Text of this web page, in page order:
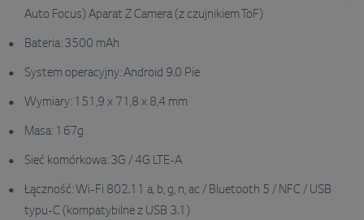
Auto Focus) Aparat Z Camera (z czujnikiem ToF)
Bateria: 3500 mAh
System operacyjny: Android 9.0 Pie
Wymiary: 151,9 x 71,8 x 8,4 mm
Masa: 167g
Sieć komórkowa: 3G / 4G LTE-A
Łączność: Wi-Fi 802.11 a, b, g, n, ac / Bluetooth 5 / NFC / USB
typu-C (kompatybilne z USB 3.1)